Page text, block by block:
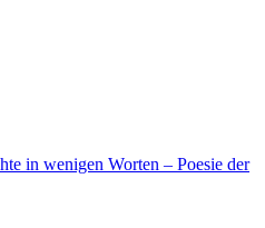
in wenigen Worten – Poesie der